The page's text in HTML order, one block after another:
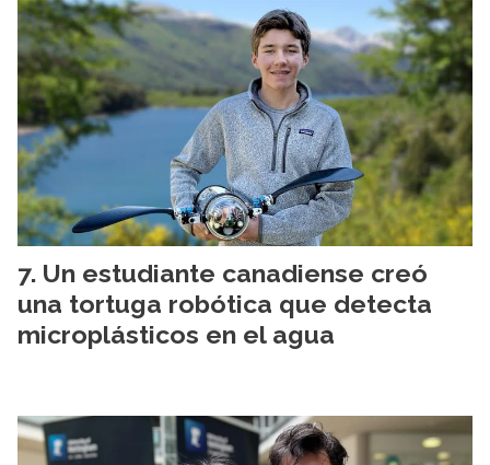
Un estudiante canadiense creó
una tortuga robótica que detecta
microplásticos en el agua